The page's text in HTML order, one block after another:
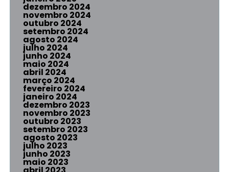
dezembro 2024
novembro 2024
outubro 2024
setembro 2024
agosto 2024
julho 2024
junho 2024
maio 2024
abril 2024
março 2024
fevereiro 2024
janeiro 2024
dezembro 2023
novembro 2023
outubro 2023
setembro 2023
agosto 2023
julho 2023
junho 2023
maio 2023